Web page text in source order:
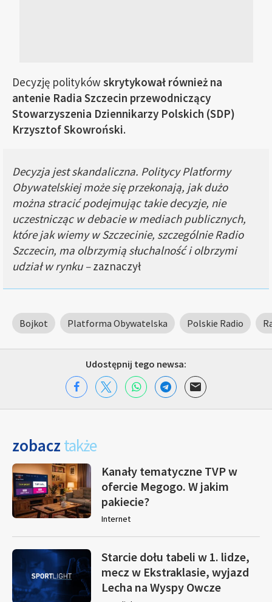
Decyzję polityków skrytykował również na
antenie Radia Szczecin przewodniczący
Stowarzyszenia Dziennikarzy Polskich (SDP)
Krzysztof Skowroński.
Decyzja jest skandaliczna. Politycy Platformy
Obywatelskiej może się przekonają, jak dużo
można stracić podejmując takie decyzje, nie
uczestnicząc w debacie w mediach publicznych,
które jak wiemy w Szczecinie, szczególnie Radio
Szczecin, ma olbrzymią słuchalność i olbrzymi
udział w rynku –zaznaczył
Bojkot Platforma Obywatelska Polskie Radio
Udostępnij tego newsa:
zobacz także
Kanały tematyczne TVP w
ofercie Megogo. W jakim
pakiecie?
Internet
Starcie dołu tabeli w 1. lidze,
mecz w Ekstraklasie, wyjazd
Lecha na Wyspy Owcze